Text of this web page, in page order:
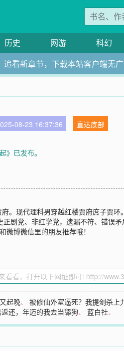
历史 网游 科幻
追看新章节，下载本站客户端无
08-23 16:37:36
直达底部
》已发布。
。现代理科男穿越红楼贾府庶子贾
剧党、非红学党，遗漏不符、错误矛
微博微信里的朋友推荐哦！
起晚、被修仙外室逼死？我提剑杀上
还，年迈的我去当舔狗、蓝白社、